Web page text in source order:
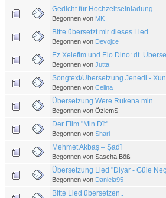
Gedicht für Hochzeitseinladung
Begonnen von MK
Bitte übersetzt mir dieses Lied
Begonnen von Devojce
Ez Xelefim und Elo Dino: dt.
Begonnen von Jutta
Songtext/Übersetzung Jenedi -
Begonnen von Celina
Übersetzung Were Rukena min
Begonnen von ÖzlemS
Der Film "Min Dît"
Begonnen von Shari
Mehmet Akbaş – Şadî
Begonnen von Sascha Böß
Übersetzung Lied "Diyar - Güle
Begonnen von Daniela95
Bitte Lied übersetzen..